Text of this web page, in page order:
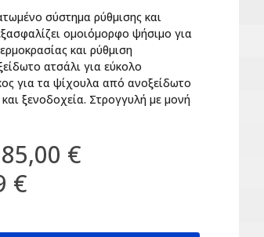
σύστημα ρύθμισης και
ομοιόμορφο ψήσιμο για
και ρύθμιση
ατσάλι για εύκολο
για τα ψίχουλα από ανοξείδωτο
ξενοδοχεία. Στρογγυλή με μονή
€
€